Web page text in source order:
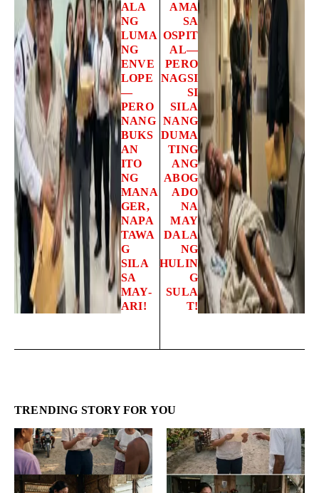
ALA
NG
LUMA
NG
ENVE
LOPE
—
PERO
NANG
BUKS
AN
ITO
NG
MANA
GER,
NAPA
TAWA
G
SILA
SA
MAY-
ARI!
AMA
SA
OSPIT
AL—
PERO
NAGSI
SI
SILA
NANG
DUMA
TING
ANG
ABOG
ADO
NA
MAY
DALA
NG
HULIN
G
SULA
T!
TRENDING STORY FOR YOU